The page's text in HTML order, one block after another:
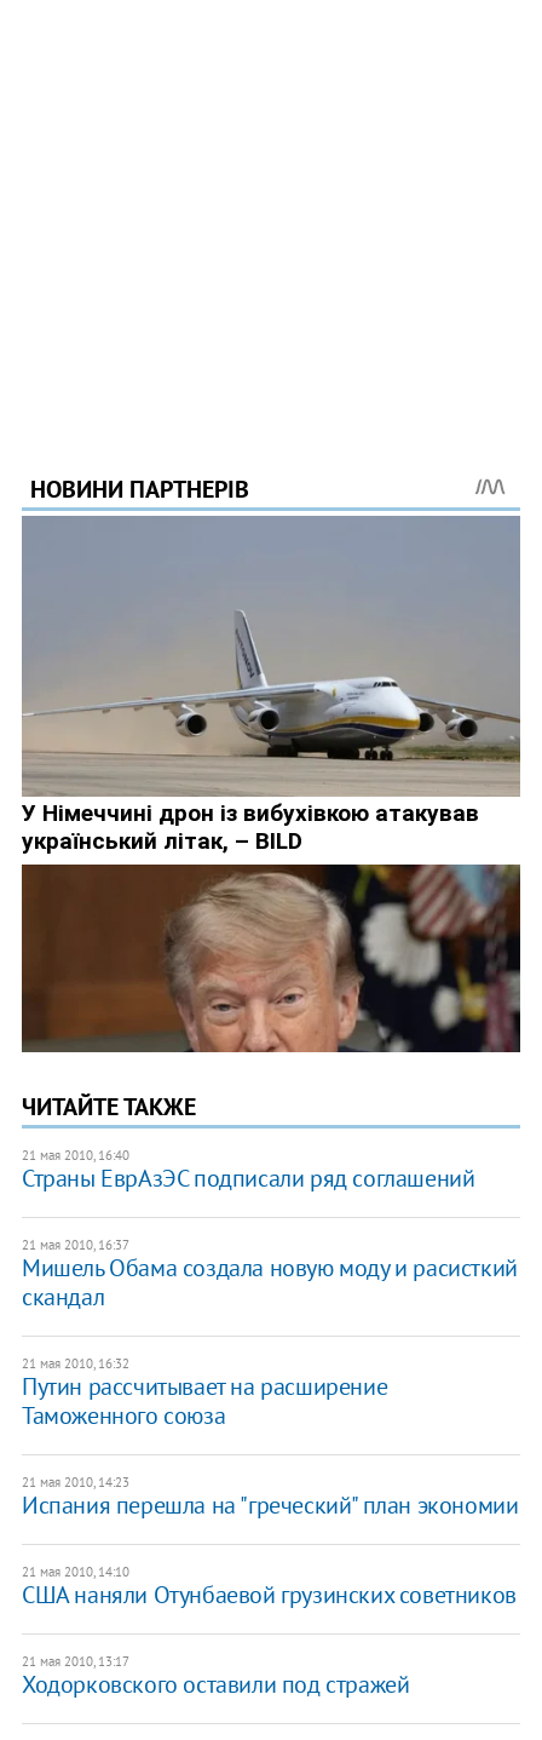
ЧИТАЙТЕ ТАКЖЕ
21 мая 2010, 16:40
Страны ЕврАзЭС подписали ряд соглашений
21 мая 2010, 16:37
Мишель Обама создала новую моду и расисткий
скандал
21 мая 2010, 16:32
Путин рассчитывает на расширение
Таможенного союза
21 мая 2010, 14:23
Испания перешла на "греческий" план экономии
21 мая 2010, 14:10
США наняли Отунбаевой грузинских советников
21 мая 2010, 13:17
Ходорковского оставили под стражей